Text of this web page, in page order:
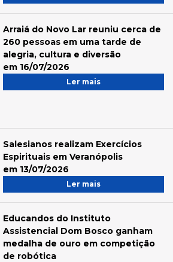
Arraiá do Novo Lar reuniu cerca de
260 pessoas em uma tarde de
alegria, cultura e diversão
em 16/07/2026
Ler mais
Salesianos realizam Exercícios
Espirituais em Veranópolis
em 13/07/2026
Ler mais
Educandos do Instituto
Assistencial Dom Bosco ganham
medalha de ouro em competição
de robótica